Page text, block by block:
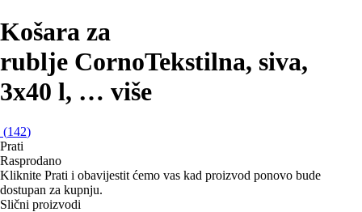
Košara za
rublje CornoTekstilna, siva,
3x40 l, … više
(142)
Prati
Rasprodano
Kliknite Prati i obavijestit ćemo vas kad proizvod ponovo bude
dostupan za kupnju.
Slični proizvodi